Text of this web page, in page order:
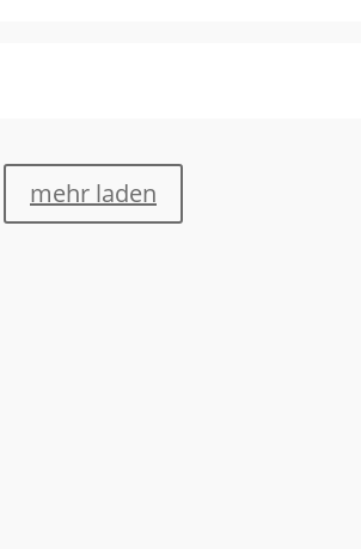
mehr laden